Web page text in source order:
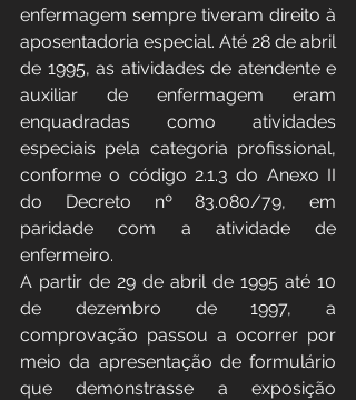
enfermagem sempre tiveram direito à
aposentadoria especial. Até 28 de abril
de 1995, as atividades de atendente e
auxiliar de enfermagem eram
enquadradas como atividades
especiais pela categoria profissional,
conforme o código 2.1.3 do Anexo II
do Decreto nº 83.080/79, em
paridade com a atividade de
enfermeiro.
A partir de 29 de abril de 1995 até 10
de dezembro de 1997, a
comprovação passou a ocorrer por
meio da apresentação de formulário
que demonstrasse a exposição